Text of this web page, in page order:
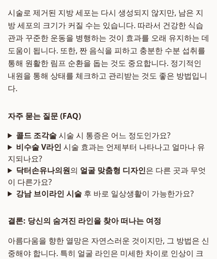
시술로 제거된 지방 세포는 다시 생성되지 않지만, 남은 지
방 세포의 크기가 커질 수는 있습니다. 따라서 건강한 식습
관과 꾸준한 운동을 병행하는 것이 효과를 오래 유지하는 데
도움이 됩니다. 또한, 짠 음식을 피하고 충분한 수분 섭취를
통해 원활한 림프 순환을 돕는 것도 중요합니다. 정기적인
내원을 통해 상태를 체크하고 관리받는 것도 좋은 방법입니
다.
자주 묻는 질문 (FAQ)
콜드 조각술시술 시 통증은 어느 정도인가요?
비수술 V라인 시술 효과는 언제부터 나타나고 얼마나 유
지되나요?
닥터손유나의원의 얼굴 맞춤형 디자인은 다른 곳과 무엇
이 다른가요?
강남 브이라인 시술후 바로 일상생활이 가능한가요?
결론: 당신의 숨겨진 라인을 찾아 떠나는 여정
아름다움을 향한 열망은 자연스러운 것이지만, 그 방법은 신
중해야 합니다. 특히 얼굴 라인은 미세한 차이로 인상이 크